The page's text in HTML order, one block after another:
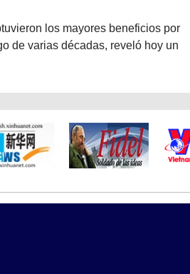
los mayores beneficios por
de varias décadas, reveló hoy un